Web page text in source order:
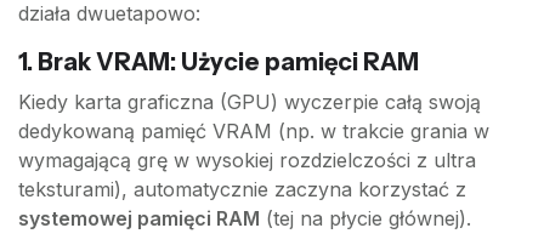
działa dwuetapowo:
1. Brak VRAM: Użycie pamięci RAM
Kiedy karta graficzna (GPU) wyczerpie całą swoją
dedykowaną pamięć VRAM (np. w trakcie grania w
wymagającą grę w wysokiej rozdzielczości z ultra
teksturami), automatycznie zaczyna korzystać z
systemowej pamięci RAM (tej na płycie głównej).